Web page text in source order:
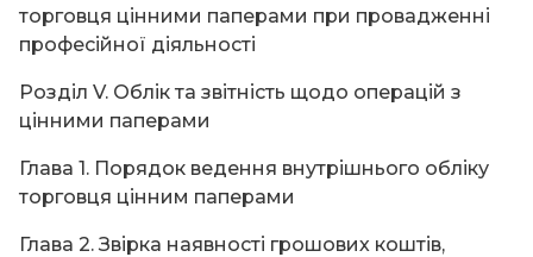
торговця цінними паперами при провадженні
професійної діяльності
Розділ V. Облік та звітність щодо операцій з
цінними паперами
Глава 1. Порядок ведення внутрішнього обліку
торговця цінним паперами
Глава 2. Звірка наявності грошових коштів,